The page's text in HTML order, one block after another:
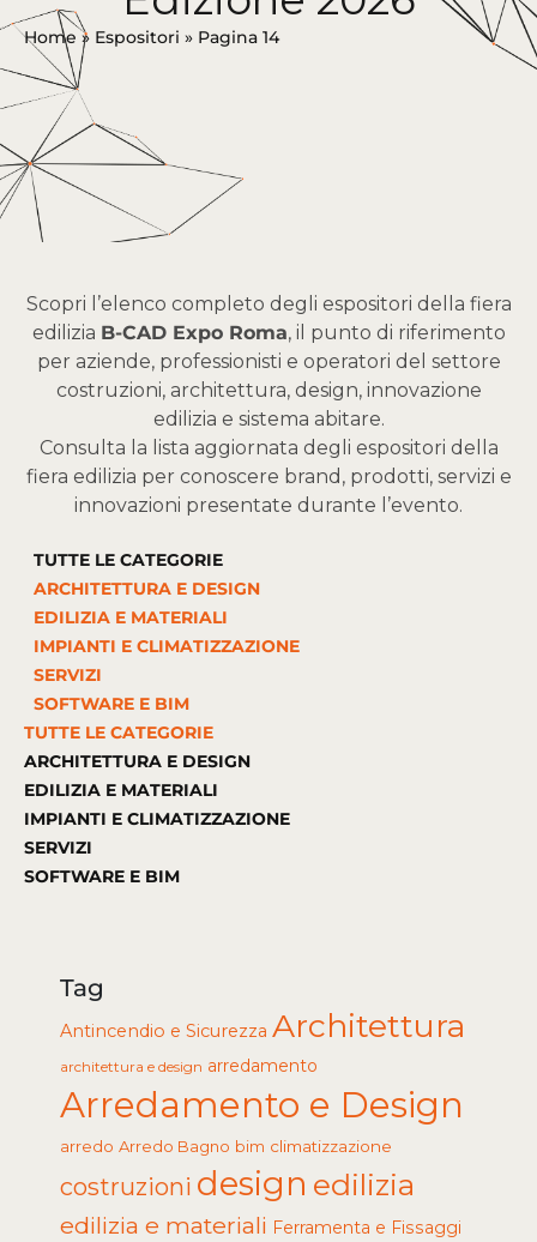
Home» Espositori » Pagina 14
Scopri l’elenco completo degli espositori della fiera
edilizia B-CAD Expo Roma, il punto di riferimento
per aziende, professionisti e operatori del settore
costruzioni, architettura, design, innovazione
edilizia e sistema abitare.
Consulta la lista aggiornata degli espositori della
fiera edilizia per conoscere brand, prodotti, servizi e
innovazioni presentate durante l’evento.
TUTTE LE CATEGORIE
ARCHITETTURA E DESIGN
EDILIZIA E MATERIALI
IMPIANTI E CLIMATIZZAZIONE
SERVIZI
SOFTWARE E BIM
TUTTE LE CATEGORIE
ARCHITETTURA E DESIGN
EDILIZIA E MATERIALI
IMPIANTI E CLIMATIZZAZIONE
SERVIZI
SOFTWARE E BIM
Tag
Antincendio e Sicurezza Architettura
architettura e design arredamento
Arredamento e Design
arredo Arredo Bagno bim climatizzazione
costruzioni design edilizia
edilizia e materiali Ferramenta e Fissaggi